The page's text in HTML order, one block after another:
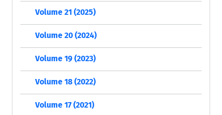
Volume 21 (2025)
Volume 20 (2024)
Volume 19 (2023)
Volume 18 (2022)
Volume 17 (2021)